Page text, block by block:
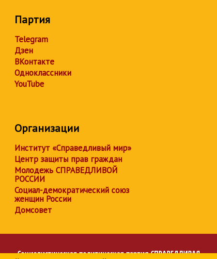
Партия
Telegram
Дзен
ВКонтакте
Одноклассники
YouTube
Организации
Институт «Справедливый мир»
Центр защиты прав граждан
Молодежь СПРАВЕДЛИВОЙ
РОССИИ
Социал-демократический союз
женщин России
Домсовет
Социалистическая политическая партияСПРАВЕДЛИВАЯ